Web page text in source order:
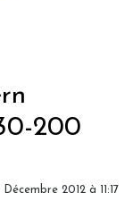
200
2012 à 11:17